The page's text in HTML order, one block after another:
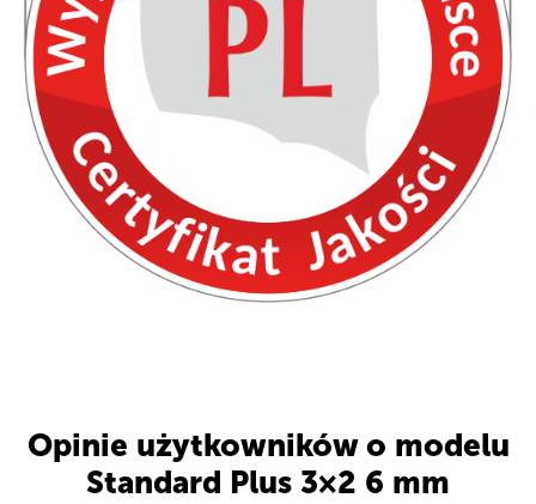
Opinie użytkowników o modelu
Standard Plus 3×2 6 mm